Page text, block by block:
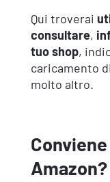
Qui troverai
consultare,
tuo shop,
caricamento
molto altro.
Amazon?